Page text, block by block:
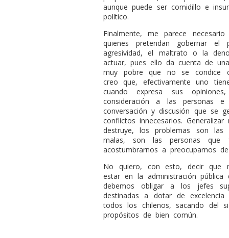
aunque puede ser comidillo e
político.
Finalmente, me parece
quienes pretendan gobernar
agresividad, el maltrato o la
actuar, pues ello da cuenta de
muy pobre que no se condice
creo que, efectivamente uno
cuando expresa sus
consideración a las personas
conversación y discusión que se
conflictos innecesarios.
destruye, los problemas son las
malas, son las personas que
acostumbrarnos a preocuparnos
No quiero, con esto, decir que
estar en la administración
debemos obligar a los jefes
destinadas a dotar de
todos los chilenos, sacando del
propósitos de bien común.